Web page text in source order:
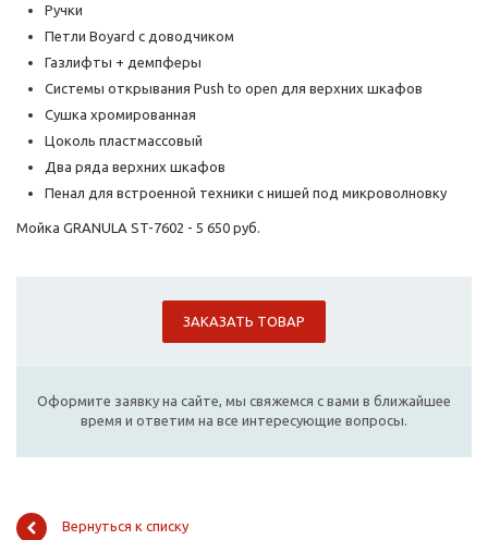
Ручки
Петли Boyard с доводчиком
Газлифты + демпферы
Системы открывания Push to open для верхних шкафов
Сушка хромированная
Цоколь пластмассовый
Два ряда верхних шкафов
Пенал для встроенной техники с нишей под микроволновку
Мойка GRANULA ST-7602 - 5 650 руб.
ЗАКАЗАТЬ ТОВАР
Оформите заявку на сайте, мы свяжемся с вами в ближайшее
время и ответим на все интересующие вопросы.
Вернуться к списку